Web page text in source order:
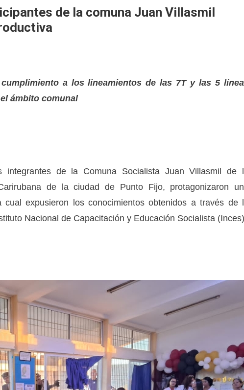
de la comuna Juan Villasmil
a los lineamientos de las 7T y las 5
ámbito comunal
integrantes de la Comuna Socialista Juan Villasmil de
de la ciudad de Punto Fijo, protagonizaron
cual expusieron los conocimientos obtenidos a través de
Nacional de Capacitación y Educación Socialista